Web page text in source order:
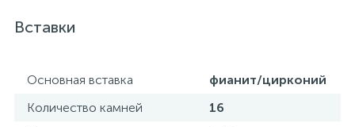
Вставки
Основная вставка
фианит/цирконий
Количество камней
16